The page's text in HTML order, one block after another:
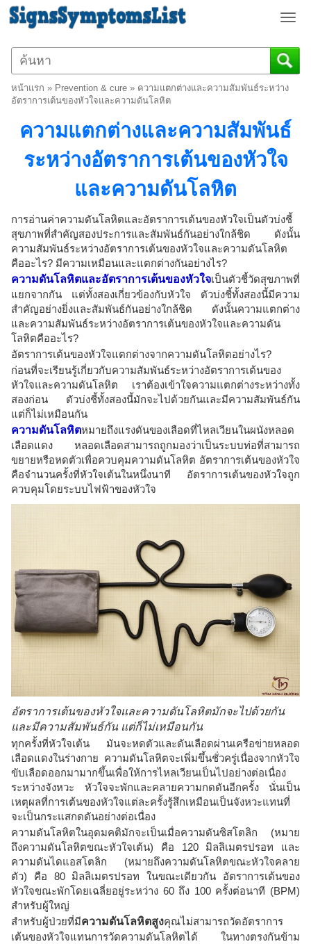
T
g
g
a
v
i
o
หน้าแรก » Prevention & cure » ความแตกต่างและความสัมพันธ์ระหว่าง
อัตราการเต้นของหัวใจและความดันโลหิต
ความแตกต่างและความสัมพันธ์
ระหว่างอัตราการเต้นของหัวใจ
และความดันโลหิต
การอ่านค่าความดันโลหิตและอัตราการเต้นของหัวใจเป็นตัวบ่งชี้
สุขภาพที่สำคัญสองประการและสัมพันธ์กันอย่างใกล้ชิด ดังนั้น
ความสัมพันธ์ระหว่างอัตราการเต้นของหัวใจและความดันโลหิต
คืออะไร? มีความเหมือนและแตกต่างกันอย่างไร?
ความดันโลหิตและอัตราการเต้นของหัวใจเป็นตัวชี้วัดสุขภาพที่
แยกจากกัน แต่ทั้งสองเกี่ยวข้องกับหัวใจ ตัวบ่งชี้ทั้งสองนี้มีความ
สำคัญอย่างยิ่งและสัมพันธ์กันอย่างใกล้ชิด ดังนั้นความแตกต่าง
และความสัมพันธ์ระหว่างอัตราการเต้นของหัวใจและความดัน
โลหิตคืออะไร?
อัตราการเต้นของหัวใจแตกต่างจากความดันโลหิตอย่างไร?
ก่อนที่จะเรียนรู้เกี่ยวกับความสัมพันธ์ระหว่างอัตราการเต้นของ
หัวใจและความดันโลหิต เราต้องเข้าใจความแตกต่างระหว่างทั้ง
สองก่อน ตัวบ่งชี้ทั้งสองนี้มักจะไปด้วยกันและมีความสัมพันธ์กัน
แต่ก็ไม่เหมือนกัน
ความดันโลหิตหมายถึงแรงดันของเลือดที่ไหลเวียนในผนังหลอด
เลือดแดง หลอดเลือดสามารถถูกมองว่าเป็นระบบท่อที่สามารถ
ขยายหรือหดตัวเพื่อควบคุมความดันโลหิต อัตราการเต้นของหัวใจ
คือจำนวนครั้งที่หัวใจเต้นในหนึ่งนาที อัตราการเต้นของหัวใจถูก
ควบคุมโดยระบบไฟฟ้าของหัวใจ
อัตราการเต้นของหัวใจและความดันโลหิตมักจะไปด้วยกัน
และมีความสัมพันธ์กัน แต่ก็ไม่เหมือนกัน
ทุกครั้งที่หัวใจเต้น มันจะหดตัวและดันเลือดผ่านเครือข่ายหลอด
เลือดแดงในร่างกาย ความดันโลหิตจะเพิ่มขึ้นชั่วครู่เนื่องจากหัวใจ
ขับเลือดออกมามากขึ้นเพื่อให้การไหลเวียนเป็นไปอย่างต่อเนื่อง
ระหว่างจังหวะ หัวใจจะพักและคลายความกดดันอีกครั้ง นั่นเป็น
เหตุผลที่การเต้นของหัวใจแต่ละครั้งรู้สึกเหมือนเป็นจังหวะแทนที่
จะเป็นกระแสกดดันอย่างต่อเนื่อง
ความดันโลหิตในอุดมคติมักจะเป็นเมื่อความดันซิสโตลิก (หมาย
ถึงความดันโลหิตขณะหัวใจเต้น) คือ 120 มิลลิเมตรปรอท และ
ความดันไดแอสโตลิก (หมายถึงความดันโลหิตขณะหัวใจคลาย
ตัว) คือ 80 มิลลิเมตรปรอท ในขณะเดียวกัน อัตราการเต้นของ
หัวใจขณะพักโดยเฉลี่ยอยู่ระหว่าง 60 ถึง 100 ครั้งต่อนาที (BPM)
สำหรับผู้ใหญ่
สำหรับผู้ป่วยที่มีความดันโลหิตสูงคุณไม่สามารถวัดอัตราการ
เต้นของหัวใจแทนการวัดความดันโลหิตได้ ในทางตรงกันข้าม